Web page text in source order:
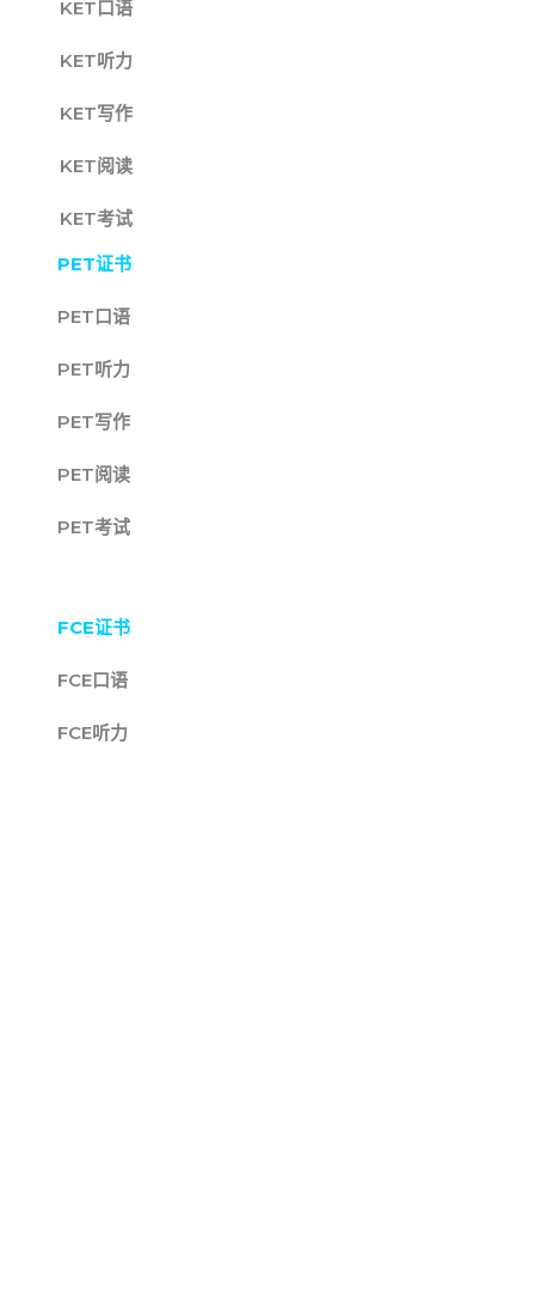
KET口语
KET听力
KET写作
KET阅读
KET考试
PET证书
PET口语
PET听力
PET写作
PET阅读
PET考试
FCE证书
FCE口语
FCE听力